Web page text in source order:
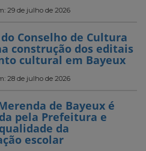
29 de julho de 2026
Conselho de Cultura
construção dos editais
cultural em Bayeux
28 de julho de 2026
de Bayeux é
pela Prefeitura e
da
escolar